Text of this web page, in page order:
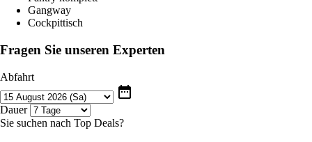
Gangway
Cockpittisch
Fragen Sie unseren Experten
Abfahrt
date_range
Dauer
Sie suchen nach Top Deals?